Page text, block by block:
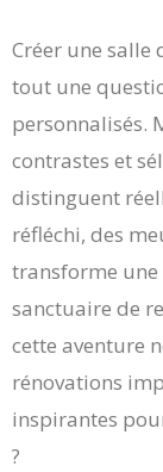
Créer une salle
tout une
personnalisés.
contrastes et
distinguent
réfléchi, des
transforme
sanctuaire de
cette aventure
rénovations
inspirantes
?